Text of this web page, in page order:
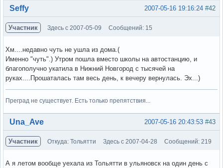
Вне форума #42
2007-05-16 19:16:24
Seffy
Участник Здесь с 2007-05-09 Сообщений: 15
Хм....недавно чуть не ушла из дома.(
Именно "чуть".) Утром пошла вместо школы на автостанцию, и
благополучно укатила в Нижний Новгород с тысячей на
руках....Прошаталась там весь день, к вечеру вернулась. Эх...)
Преград не существует. Есть только препятствия...
Вне форума #43
2007-05-16 20:43:53
Una_Ave
Участник Откуда: Тольятти Здесь с 2007-04-28 Сообщений: 219
А я летом вообще уехала из Тольятти в ульяновск на один день с